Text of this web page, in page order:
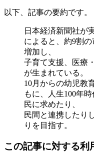
以下、記事の要約です。
日本経済新聞社が
によると、約9割
増加し、
子育て支援、医療
が生まれている。
10月からの幼児教
もに、人生100年
民に求めたり、
民間と連携したり
りを目指す。
この記事に対する利